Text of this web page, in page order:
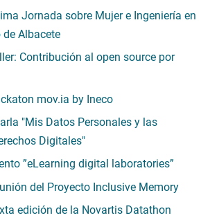
Jornada sobre Mujer e Ingeniería en
de Albacete
Contribución al open source por
mov.ia by Ineco
"Mis Datos Personales y las
Digitales"
”eLearning digital laboratories”
del Proyecto Inclusive Memory
edición de la Novartis Datathon